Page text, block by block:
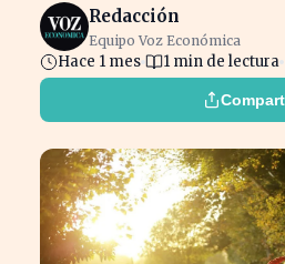
Redacción
Equipo Voz Económica
Hace 1 mes 1 min de lectura